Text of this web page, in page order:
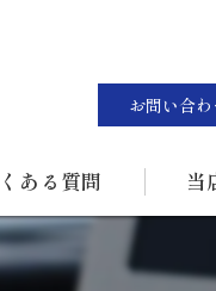
お問い合
ある質問 当
ステ